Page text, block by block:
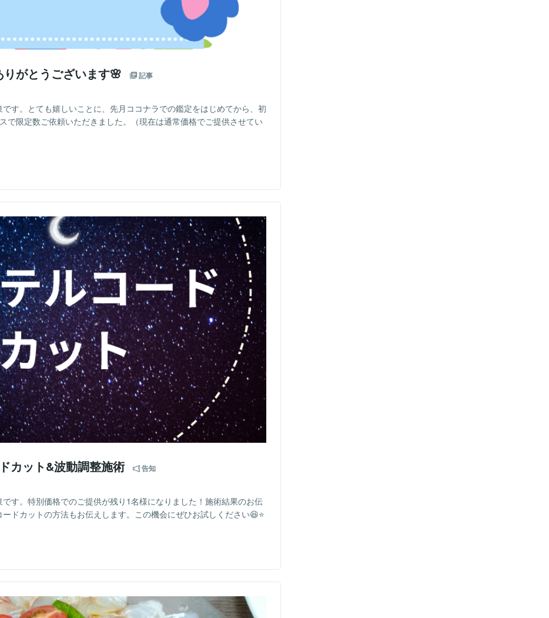
りがとうございます🌸 記事
す。とても嬉しいことに、先月ココナラでの鑑定をはじめてから、初
で限定数ご依頼いただきました。（現在は通常価格でご提供させてい
カット&波動調整施術 告知
す。特別価格でのご提供が残り1名様になりました！施術結果のお伝
ドカットの方法もお伝えします。この機会にぜひお試しください😆⭐